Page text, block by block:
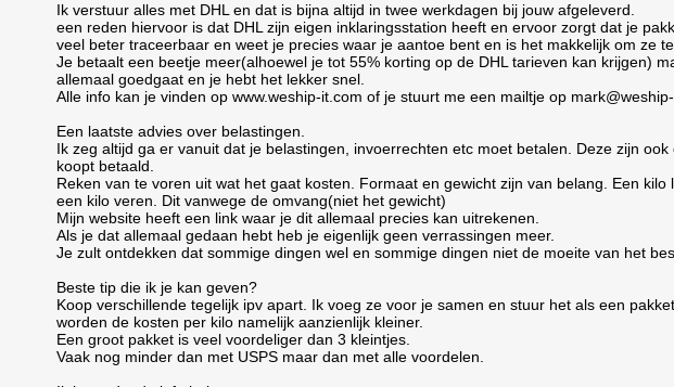
Ik verstuur alles met DHL en dat is bijna altijd in twee werkdagen bij jouw afgeleverd.
een reden hiervoor is dat DHL zijn eigen inklaringsstation heeft en ervoor zorgt dat je
veel beter traceerbaar en weet je precies waar je aantoe bent en is het makkelijk om ze
Je betaalt een beetje meer(alhoewel je tot 55% korting op de DHL tarieven kan krijgen)
allemaal goedgaat en je hebt het lekker snel.
Alle info kan je vinden op www.weship-it.com of je stuurt me een mailtje op
Een laatste advies over belastingen.
Ik zeg altijd ga er vanuit dat je belastingen, invoerrechten etc moet betalen. Deze zijn
koopt betaald.
Reken van te voren uit wat het gaat kosten. Formaat en gewicht zijn van belang. Een
een kilo veren. Dit vanwege de omvang(niet het gewicht)
Mijn website heeft een link waar je dit allemaal precies kan uitrekenen.
Als je dat allemaal gedaan hebt heb je eigenlijk geen verrassingen meer.
Je zult ontdekken dat sommige dingen wel en sommige dingen niet de moeite van het
Beste tip die ik je kan geven?
Koop verschillende tegelijk ipv apart. Ik voeg ze voor je samen en stuur het als een
worden de kosten per kilo namelijk aanzienlijk kleiner.
Een groot pakket is veel voordeliger dan 3 kleintjes.
Vaak nog minder dan met USPS maar dan met alle voordelen.